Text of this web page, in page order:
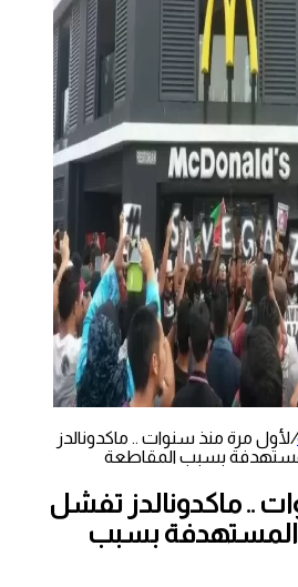
/لأول مرة منذ سنوات .. ماكدونالدز
بسبب المقاطعة
.. ماكدونالدز تفشل
المستهدفة بسبب